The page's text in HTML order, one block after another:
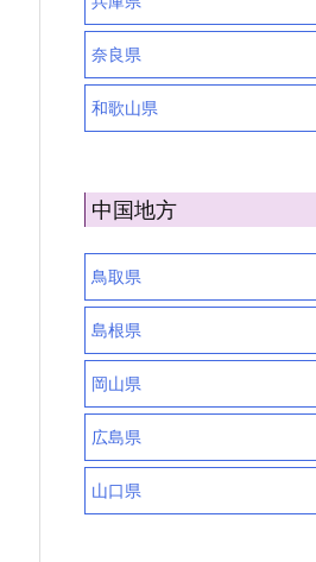
奈良県
和歌山県
中国地方
鳥取県
島根県
岡山県
広島県
山口県